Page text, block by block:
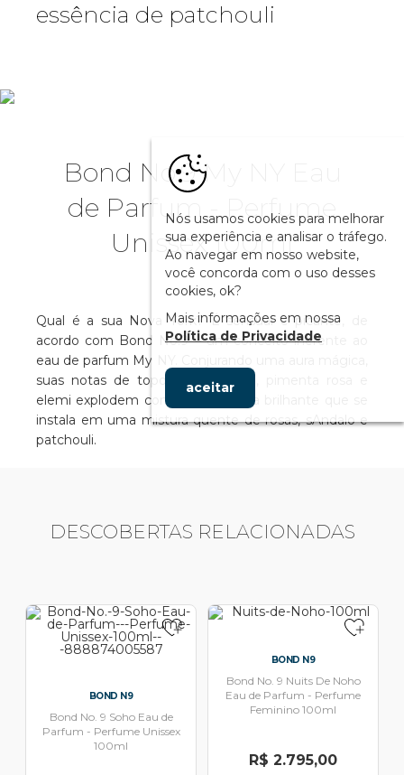
essência de patchouli
Bond No.9 My NY Eau
de Parfum - Perfume
Unissex 100ml
Qual é a sua Nova York? É sensual e picante, de
acordo com Bond No.9 – um conceito inerente ao
eau de parfum My NY. Conjurando uma aura mágica,
suas notas de topo de gengibre, pimenta rosa e
elemi explodem com uma energia brilhante que se
instala em uma mistura quente de rosas, sAndalo e
patchouli.
DESCOBERTAS RELACIONADAS
BOND N9
Bond No. 9 Soho Eau de
Parfum - Perfume Unissex
100ml
BOND N9
Bond No. 9 Nuits De Noho
Eau de Parfum - Perfume
Feminino 100ml
R$ 2.795,00
Nós usamos cookies para melhorar
sua experiência e analisar o tráfego.
Ao navegar em nosso website,
você concorda com o uso desses
cookies, ok?
Mais informações em nossa
Política de Privacidade
aceitar